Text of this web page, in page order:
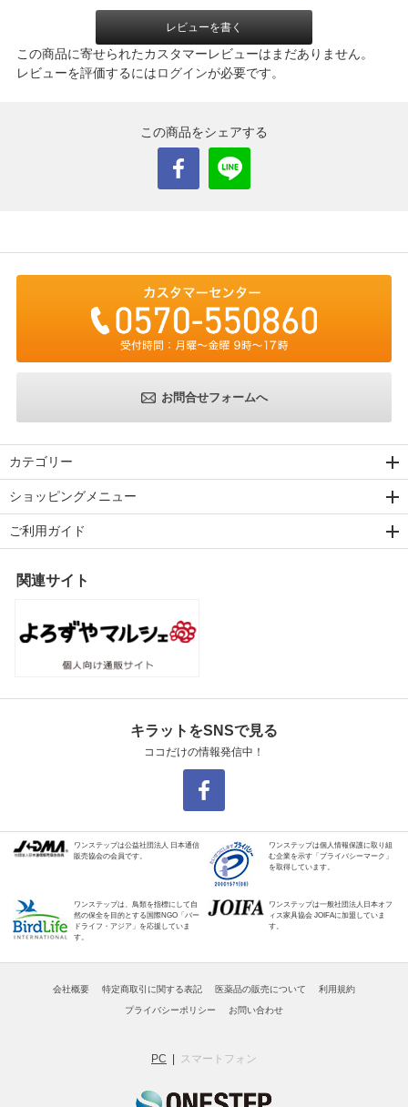
レビューを書く
この商品に寄せられたカスタマーレビューはまだありません。
レビューを評価するにはログインが必要です。
この商品をシェアする
お問合せフォームへ
カテゴリー
ショッピングメニュー
ご利用ガイド
関連サイト
キラットをSNSで見る
ココだけの情報発信中！
ワンステップは公益社団法人 日本通信
販売協会の会員です。
ワンステップは個人情報保護に取り組
む企業を示す「プライバシーマーク」
を取得しています。
ワンステップは、鳥類を指標にして自
然の保全を目的とする国際NGO「バー
ドライフ・アジア」を応援していま
す。
ワンステップは一般社団法人日本オフ
ィス家具協会 JOIFAに加盟していま
す。
会社概要 特定商取引に関する表記 医薬品の販売について 利用規約
プライバシーポリシー お問い合わせ
PC スマートフォン